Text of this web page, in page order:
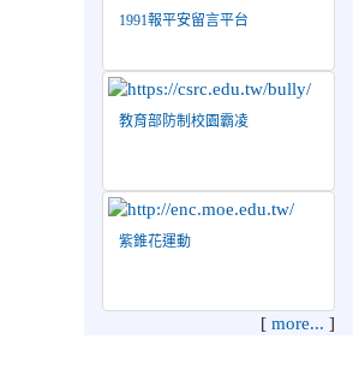
115學年度推動國民中學充
請查照。
2026-06-29
榮譽
榮獲佳績！
2026-06-16
賽 榮獲佳績！
1991報平安留言平台
教育部防制校園霸凌
紫錐花運動
[ more... ]